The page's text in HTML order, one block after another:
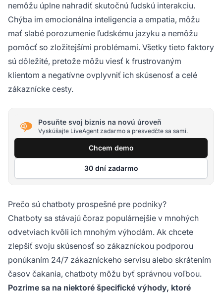
nemôžu úplne nahradiť skutočnú ľudskú interakciu.
Chýba im emocionálna inteligencia a empatia, môžu
mať slabé porozumenie ľudskému jazyku a nemôžu
pomôcť so zložitejšími problémami. Všetky tieto faktory
sú dôležité, pretože môžu viesť k frustrovaným
klientom a negatívne ovplyvniť ich skúsenosť a celé
zákaznícke cesty.
Posuňte svoj biznis na novú úroveň
Vyskúšajte LiveAgent zadarmo a presvedčte sa sami.
Chcem demo
30 dní zadarmo
Prečo sú chatboty prospešné pre podniky?
Chatboty sa stávajú čoraz populárnejšie v mnohých
odvetviach kvôli ich mnohým výhodám. Ak chcete
zlepšiť svoju skúsenosť so zákazníckou podporou
ponúkaním 24/7 zákazníckeho servisu alebo skrátením
časov čakania, chatboty môžu byť správnou voľbou.
Pozrime sa na niektoré špecifické výhody, ktoré